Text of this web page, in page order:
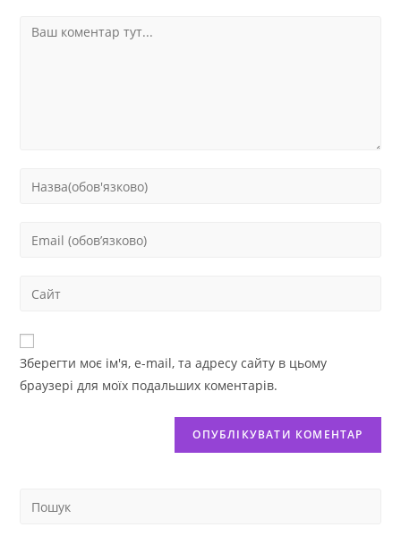
Зберегти моє ім'я, e-mail, та адресу сайту в цьому
браузері для моїх подальших коментарів.